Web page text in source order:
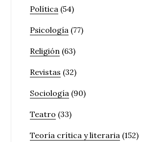
Política (54)
Psicología (77)
Religión (63)
Revistas (32)
Sociología (90)
Teatro (33)
Teoría crítica y literaria (152)